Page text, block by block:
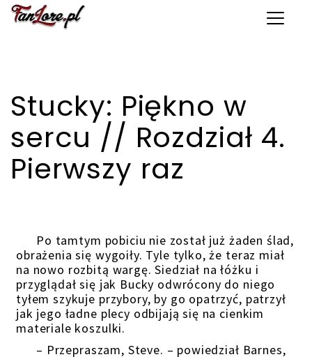
Toggle
Stucky: Piękno w
sercu // Rozdział 4.
Pierwszy raz
Po tamtym pobiciu nie został już żaden ślad,
obrażenia się wygoiły. Tyle tylko, że teraz miał
na nowo rozbitą wargę. Siedział na łóżku i
przyglądał się jak Bucky odwrócony do niego
tyłem szykuje przybory, by go opatrzyć, patrzył
jak jego ładne plecy odbijają się na cienkim
materiale koszulki.
– Przepraszam, Steve. – powiedział Barnes,